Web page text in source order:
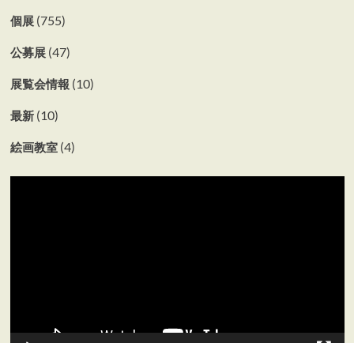
個展(755)
公募展(47)
展覧会情報 (10)
最新(10)
絵画教室(4)